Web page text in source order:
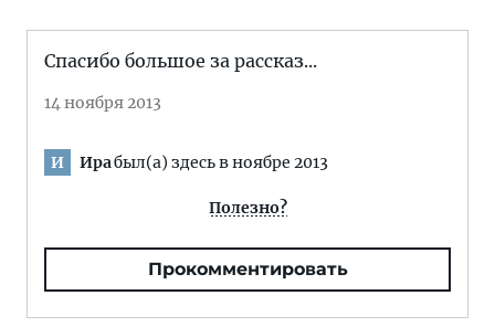
Спасибо большое за рассказ...
14 ноября 2013
И Ирабыл(а) здесь в ноябре 2013
Полезно?
Прокомментировать